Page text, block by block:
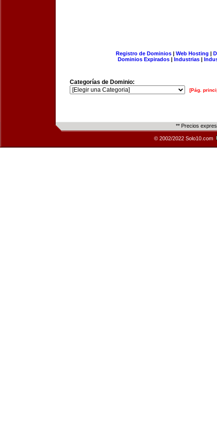
Registro de Dominios| Web Hosting |
Dominios Expirados | Industrias |
Categorías de Dominio:
[Pág.
** Precios
© 2002/2022 Solo10.com